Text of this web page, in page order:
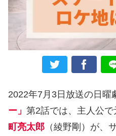
2022年7月3日放送の日曜
ー」 第2話では、主人公
町亮太郎 （綾野剛）が、